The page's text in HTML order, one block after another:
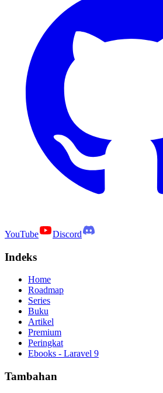
YouTube Discord
Indeks
Home
Roadmap
Series
Buku
Artikel
Premium
Peringkat
Ebooks - Laravel 9
Tambahan